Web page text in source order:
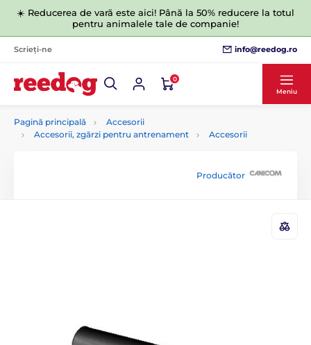
☀️ Reducerea de vară este aici! Până la 50% reducere la totul
pentru animalele tale de companie!
Scrieți-ne info@reedog.ro
0
Meniu
Pagină principală
Accesorii
Accesorii, zgărzi pentru antrenament
Accesorii
Producător